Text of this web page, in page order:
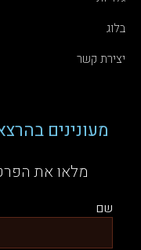
בלוג
יצירת קשר
מעונינים
מלאו את
שם